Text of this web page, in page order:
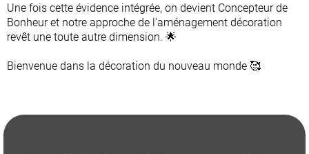
Une fois cette évidence intégrée, on devient Concepteur de
Bonheur et notre approche de l'aménagement décoration
revêt une toute autre dimension. 🌟
Bienvenue dans la décoration du nouveau monde 🥰